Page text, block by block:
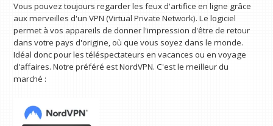
Vous pouvez toujours regarder les feux d'artifice en ligne grâce
aux merveilles d'un VPN (Virtual Private Network). Le logiciel
permet à vos appareils de donner l'impression d'être de retour
dans votre pays d'origine, où que vous soyez dans le monde.
Idéal donc pour les téléspectateurs en vacances ou en voyage
d'affaires. Notre préféré est NordVPN. C'est le meilleur du
marché :